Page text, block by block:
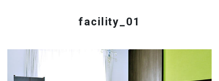
0120-891-224 平日 9:00～17:45
お問い合わせ
facility_01